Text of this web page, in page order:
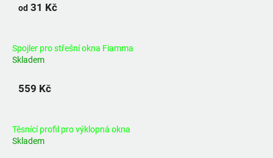
od 31 Kč
Spojler pro střešní okna Fiamma
Skladem
559 Kč
Těsnící profil pro výklopná okna
Skladem